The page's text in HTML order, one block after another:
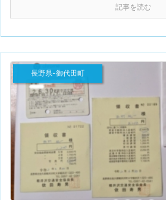
記事を読む
長野県-御代田町